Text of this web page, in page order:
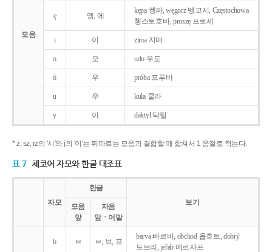
모음
ę 엥, 에
kępa 켕파, węgorz 벵고시, Częstochowa
쳉스토호바, proszę 프로셰
i 이 zima 지마
o 오 udo 우도
ó 우 próba 프루바
u 우 kula 쿨라
y 이 daktyl 닥틸
* ż, sz, rz의 '시'와 j의 '이'는 뒤따르는 모음과 결합할 때 합쳐서 1 음절로 적는다.
표 7 체코어 자모와 한글 대조표
자모
한글
보기
모음
앞
자음
앞ㆍ어말
b ㅂ ㅂ, 브, 프
barva 바르바, obchod 옵호트, dobrý
도브리, jeřab 예르자프